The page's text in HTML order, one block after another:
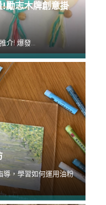
勵志木牌創意掛
介! 爆發...
導，學習如何運用油粉